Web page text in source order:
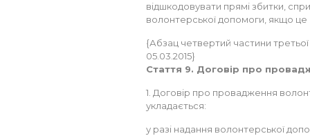
відшкодовувати прямі збитки,
волонтерської допомоги, якщо
{Абзац четвертий частини третьої
05.03.2015}
Стаття 9. Договір про
1. Договір про провадження
укладається:
у разі надання волонтерської